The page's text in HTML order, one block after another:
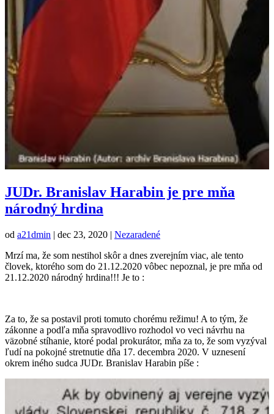
JUDr. Branislav Harabin je pre mňa
národný hrdina
od a21dmin | dec 23, 2020 | Nezaradené
Mrzí ma, že som nestihol skôr a dnes zverejním viac, ale tento
človek, ktorého som do 21.12.2020 vôbec nepoznal, je pre mňa od
21.12.2020 národný hrdina!!! Je to :
Za to, že sa postavil proti tomuto chorému režimu! A to tým, že
zákonne a podľa mňa spravodlivo rozhodol vo veci návrhu na
väzobné stíhanie, ktoré podal prokurátor, mňa za to, že som vyzýval
ľudí na pokojné stretnutie dňa 17. decembra 2020. V uznesení
okrem iného sudca JUDr. Branislav Harabin píše :